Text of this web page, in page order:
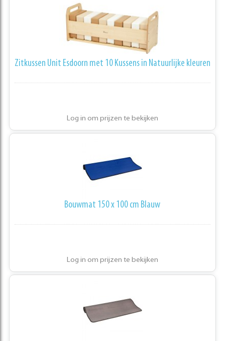
Zitkussen Unit Esdoorn met 10 Kussens in Natuurlijke kleuren
Log in om prijzen te bekijken
Bouwmat 150 x 100 cm Blauw
Log in om prijzen te bekijken